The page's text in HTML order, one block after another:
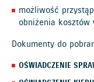
możliwość
obniżenia kosztów
Dokumenty do
OŚWIADCZENIE